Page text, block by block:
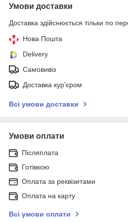
Умови доставки
Доставка здійснюється тільки по
Нова Пошта
Delivery
Самовивіз
Доставка кур'єром
Всі умови доставки
Умови оплати
Післяплата
Готівкою
Оплата за реквізитами
Оплата на карту
Всі умови оплати